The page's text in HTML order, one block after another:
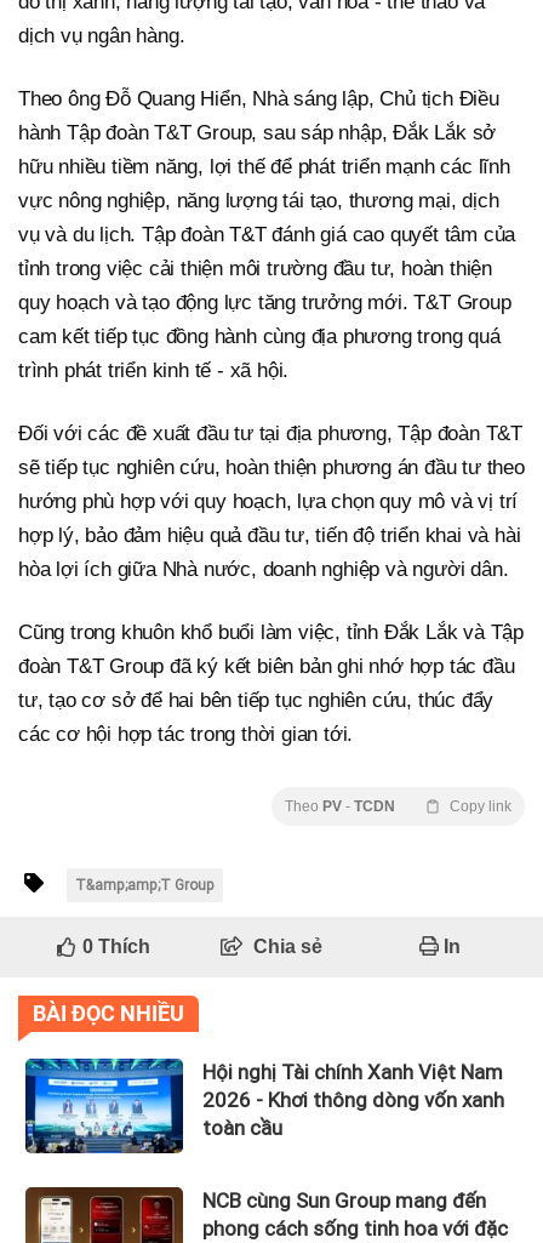
dịch vụ ngân hàng.
Theo ông Đỗ Quang Hiển, Nhà sáng lập, Chủ tịch Điều
hành Tập đoàn T&T Group, sau sáp nhập, Đắk Lắk sở
hữu nhiều tiềm năng, lợi thế để phát triển mạnh các lĩnh
vực nông nghiệp, năng lượng tái tạo, thương mại, dịch
vụ và du lịch. Tập đoàn T&T đánh giá cao quyết tâm của
tỉnh trong việc cải thiện môi trường đầu tư, hoàn thiện
quy hoạch và tạo động lực tăng trưởng mới. T&T Group
cam kết tiếp tục đồng hành cùng địa phương trong quá
trình phát triển kinh tế - xã hội.
Đối với các đề xuất đầu tư tại địa phương, Tập đoàn T&T
sẽ tiếp tục nghiên cứu, hoàn thiện phương án đầu tư theo
hướng phù hợp với quy hoạch, lựa chọn quy mô và vị trí
hợp lý, bảo đảm hiệu quả đầu tư, tiến độ triển khai và hài
hòa lợi ích giữa Nhà nước, doanh nghiệp và người dân.
Cũng trong khuôn khổ buổi làm việc, tỉnh Đắk Lắk và Tập
đoàn T&T Group đã ký kết biên bản ghi nhớ hợp tác đầu
tư, tạo cơ sở để hai bên tiếp tục nghiên cứu, thúc đẩy
các cơ hội hợp tác trong thời gian tới.
Theo PV - TCDN Copy link
T&amp;amp;T Group
0Thích Chia sẻ In
BÀI ĐỌC NHIỀU
Hội nghị Tài chính Xanh Việt Nam
2026 - Khơi thông dòng vốn xanh
toàn cầu
NCB cùng Sun Group mang đến
phong cách sống tinh hoa với đặc